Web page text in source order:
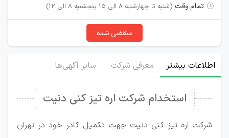
تمام وقت (شنبه تا چهارشنبه 8 الی 15 پنجشنبه 8 الی 12)
منقضی شده
اطلاعات بیشتر معرفی شرکت سایر آگهی‌ها
استخدام شرکت اره تیز کنی دنیت
شرکت اره تیز کنی دنیت جهت تکمیل کادر خود در تهران